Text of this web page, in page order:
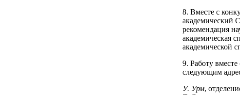
8. Вместе с
академический
рекомендация
академическая
академической
9. Работу
следующим
У. Урм,